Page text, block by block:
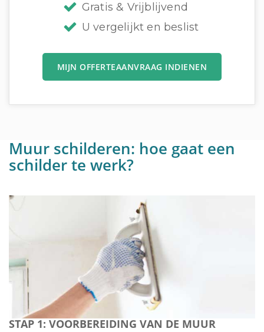
Gratis & Vrijblijvend
U vergelijkt en beslist
MIJN OFFERTEAANVRAAG INDIENEN
Muur schilderen: hoe gaat een
schilder te werk?
STAP 1: VOORBEREIDING VAN DE MUUR